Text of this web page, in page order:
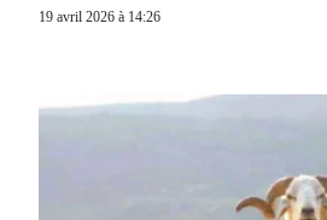
19 avril 2026 à 14:26